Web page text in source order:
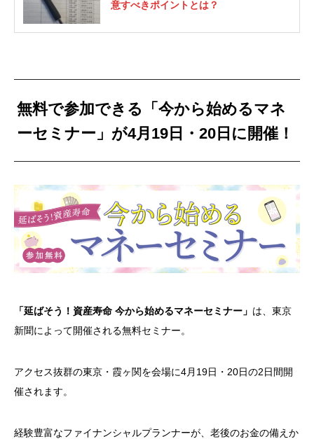
意すべきポイントとは？
無料で参加できる「今から始めるマネ
ーセミナー」が4月19日・20日に開催！
「延ばそう！資産寿命 今から始めるマネーセミナー」 は、東京
新聞によって開催される無料セミナー。
アクセス抜群の東京・霞ヶ関を会場に4月19日・20日の2日間開
催されます。
経験豊富なファイナンシャルプランナーが、老後のお金の備えか